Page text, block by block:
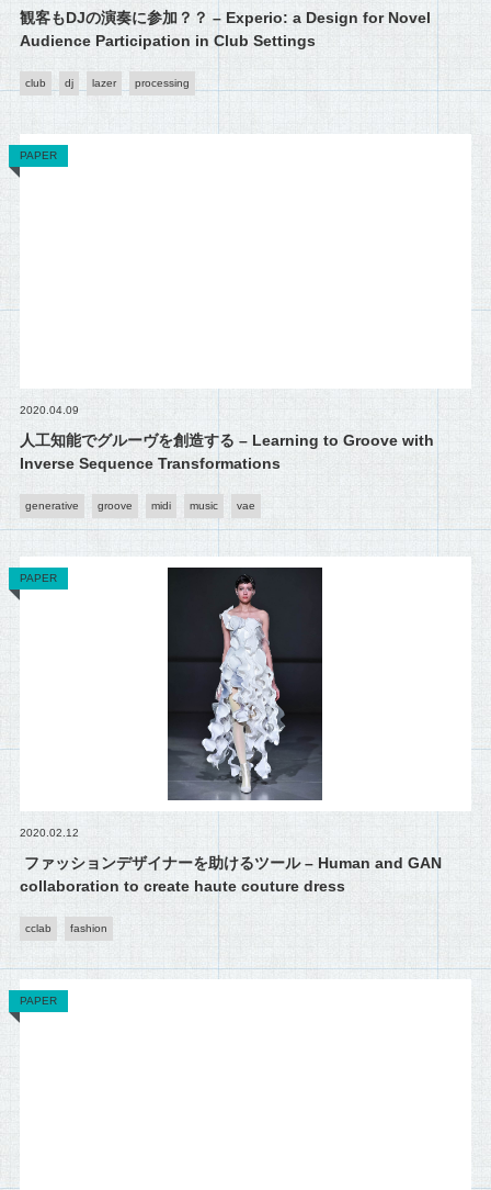
観客もDJの演奏に参加？？ – Experio: a Design for Novel
Audience Participation in Club Settings
club dj lazer processing
PAPER
2020.04.09
人工知能でグルーヴを創造する – Learning to Groove with
Inverse Sequence Transformations
generative groove midi music vae
PAPER
2020.02.12
ファッションデザイナーを助けるツール – Human and GAN
collaboration to create haute couture dress
cclab fashion
PAPER